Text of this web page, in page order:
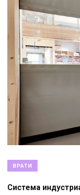
ВРАТИ
Система